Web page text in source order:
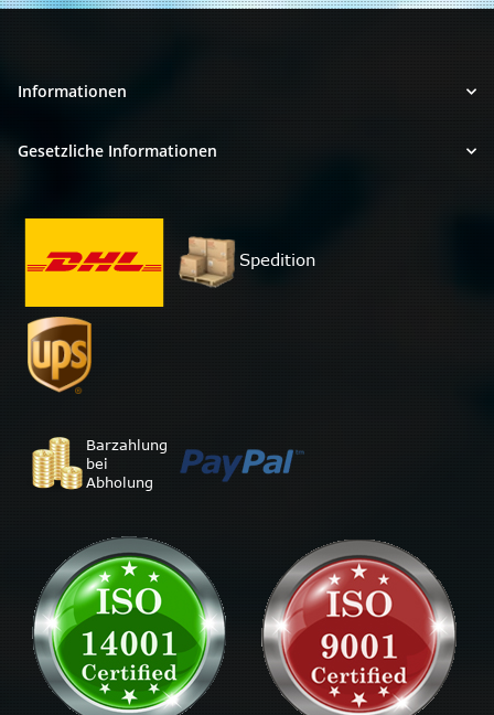
Informationen
Gesetzliche Informationen